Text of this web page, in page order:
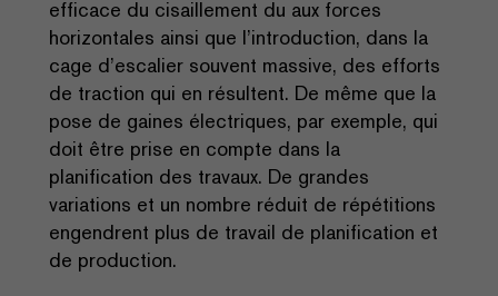
efficace du cisaillement du aux forces
horizontales ainsi que l’introduction, dans la
cage d’escalier souvent massive, des efforts
de traction qui en résultent. De même que la
pose de gaines électriques, par exemple, qui
doit être prise en compte dans la
planification des travaux. De grandes
variations et un nombre réduit de répétitions
engendrent plus de travail de planification et
de production.